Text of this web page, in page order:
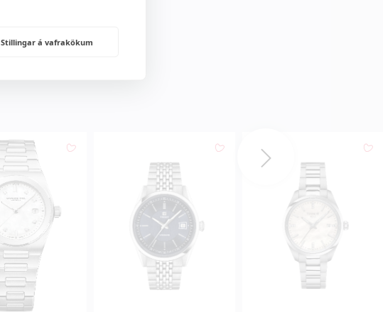
Stillingar á vafrakökum